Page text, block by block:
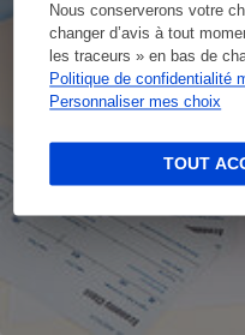
Nous conserverons votre
changer d’avis à tout
les traceurs » en bas de
Politique de confidentialité
Personnaliser mes choix
TOUT